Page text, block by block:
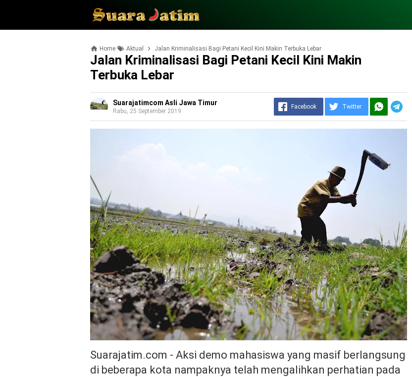
Home Aktual Jalan Kriminalisasi Bagi Petani Kecil Kini Makin Terbuka Lebar
Jalan Kriminalisasi Bagi Petani Kecil Kini Makin
Terbuka Lebar
Suarajatimcom Asli Jawa Timur
Rabu, 25 September 2019
Facebook Twitter
Suarajatim.com - Aksi demo mahasiswa yang masif berlangsung
di beberapa kota nampaknya telah mengalihkan perhatian pada